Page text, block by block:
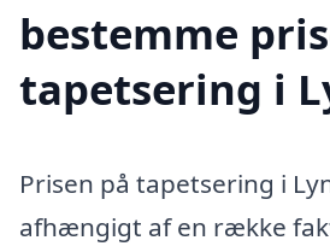
bestemme
tapetsering i
Prisen på tapetsering i
afhængigt af en række